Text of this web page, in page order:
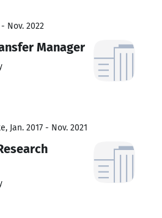
Nov. 2022
Manager
Jan. 2017 - Nov. 2021